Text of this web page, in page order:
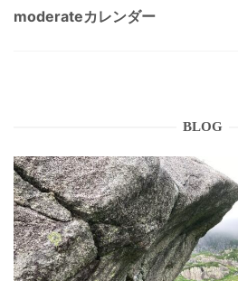
moderateカレンダー
BLOG